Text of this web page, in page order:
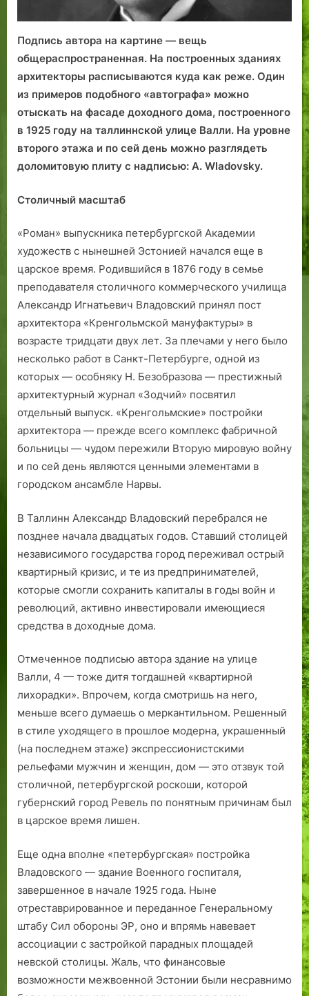
Подпись автора на картине — вещь
общераспространенная. На постро­енных зданиях
архитекторы расписываются куда как реже. Один
из примеров подобного «автографа» можно
отыскать на фасаде доходного дома, построенного
в 1925 году на таллиннской улице Валли. На уровне
второго этажа и по сей день можно разглядеть
доломитовую плиту с надписью: A. Wladovsky.
Столичный масштаб
«Роман» выпускника петербургской Академии
художеств с нынешней Эстонией начался еще в
царское время. Родившийся в 1876 году в семье
преподавателя столичного коммерческого училища
Александр Игнатьевич Владовский принял пост
архитектора «Кренгольмской мануфактуры» в
возрасте тридцати двух лет. За плечами у него было
несколько работ в Санкт-Петербурге, одной из
которых — особняку Н. Безобразова — престижный
архитектурный журнал «Зодчий» посвятил
отдельный выпуск. «Кренгольмские» постройки
архитектора — прежде всего комп­лекс фабричной
больницы — чудом пережили Вторую мировую войну
и по сей день являются ценными элементами в
городском ансамбле Нарвы.
В Таллинн Александр Владовский перебрался не
позднее начала двадцатых годов. Ставший столицей
независимого государства город переживал острый
квартирный кризис, и те из предпринимателей,
которые смогли сохранить капиталы в годы войн и
революций, активно инвестировали имеющиеся
средства в доходные дома.
Отмеченное подписью автора здание на улице
Валли, 4 — тоже дитя тогдашней «квартирной
лихорадки». Впрочем, когда смотришь на него,
меньше всего думаешь о меркантильном. Решенный
в стиле уходящего в прошлое модерна, украшенный
(на последнем этаже) экспрессионистскими
рельефами мужчин и женщин, дом — это отзвук той
столичной, петербургской роскоши, которой
губернский город Ревель по понятным причинам был
в царское время лишен.
Еще одна вполне «петербургская» постройка
Владовского — здание Военного госпиталя,
завершенное в начале 1925 года. Ныне
отреставрированное и переданное Генеральному
штабу Сил обороны ЭР, оно и впрямь навевает
ассоциации с застройкой парадных площадей
невской столицы. Жаль, что финансовые
возможности межвоенной Эстонии были несравнимо